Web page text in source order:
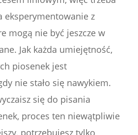
eksperymentowanie z
mogą nie być jeszcze w
Jak każda umiejętność,
piosenek jest
nie stało się nawykiem.
się do pisania
proces ten niewątpliwie
potrzebujesz tylko